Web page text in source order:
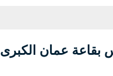
بقاعة عمان الكبرى